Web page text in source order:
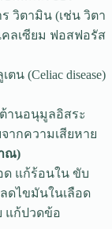
วิตามิน (เช่น วิตา
คลเซียม ฟอสฟอรัส
น (Celiac disease)
านอนุมูลอิสระ
ากความเสียหาย
ณ)
ด แก้ร้อนใน ขับ
ดไขมันในเลือด
แก้ปวดข้อ